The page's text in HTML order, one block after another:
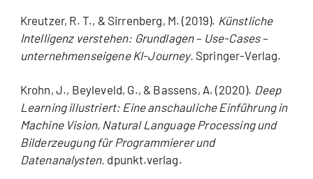
Kreutzer, R. T., & Sirrenberg, M. (2019). Künstliche
Intelligenz verstehen: Grundlagen – Use-Cases –
unternehmenseigene KI-Journey. Springer-Verlag.
Krohn, J., Beyleveld, G., & Bassens, A. (2020). Deep
Learning illustriert: Eine anschauliche Einführung in
Machine Vision, Natural Language Processing und
Bilderzeugung für Programmierer und
Datenanalysten. dpunkt.verlag.